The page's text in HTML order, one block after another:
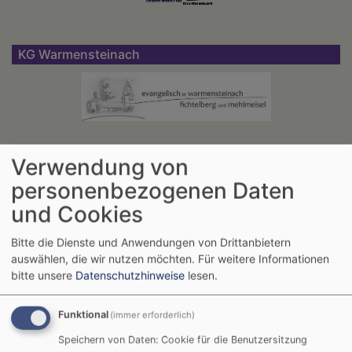
KG Warmensteinach
Unser Dekanat
Die nächsten Veranstaltungen
Verwendung von
personenbezogenen Daten
und Cookies
Bitte die Dienste und Anwendungen von Drittanbietern
auswählen, die wir nutzen möchten. Für weitere Informationen
bitte unsere Datenschutzhinweise lesen.
Funktional (immer erforderlich)
Speichern von Daten: Cookie für die Benutzersitzung